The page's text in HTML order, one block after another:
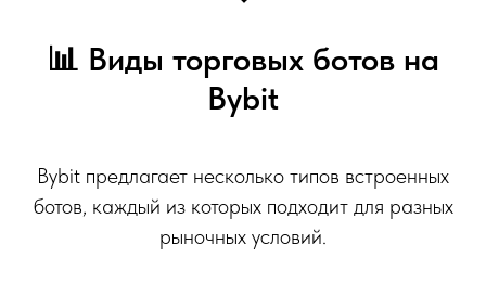
📊 Виды торговых ботов на
Bybit
Bybit предлагает несколько типов встроенных
ботов, каждый из которых подходит для разных
рыночных условий.